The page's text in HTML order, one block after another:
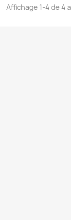
Affichage 1-4 de 4